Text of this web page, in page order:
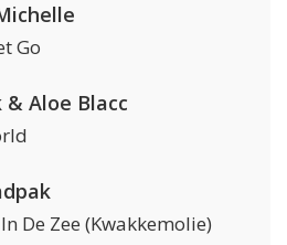
Go
Aloe Blacc
De Zee (Kwakkemolie)